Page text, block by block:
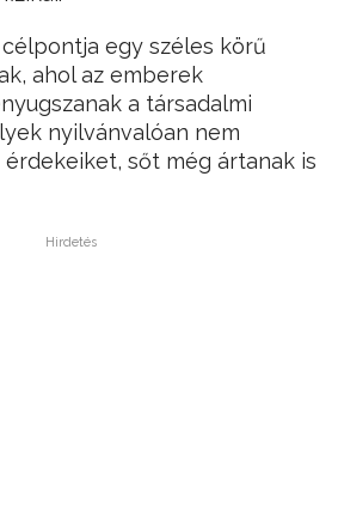
egy széles körű
ahol az emberek
a társadalmi
nyilvánvalóan nem
sőt még ártanak is
Hirdetés